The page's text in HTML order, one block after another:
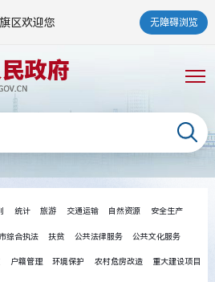
区欢迎您 无障碍浏览
统计 旅游 交通运输 自然资源 安全生产
综合执法 扶贫 公共法律服务 公共文化服务
户籍管理 环境保护 农村危房改造 重大建设项目